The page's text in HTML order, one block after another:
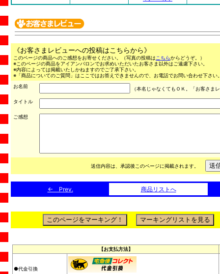
《お客さまレビューへの投稿はこちらから》
このページの商品へのご感想をお寄せください。（写真の投稿は こちらからどうぞ。）
※このページの商品をアイアンバロンでお求めいただいたお客さま以外はご遠慮下さい。
※内容によっては掲載いたしかねますのでご了承下さい。
※「商品についてのご質問」はここではお答えできませんので、お電話でお問い合わせ下さ
お名前
（本名じゃなくてもＯＫ。「お客さま
タイトル
ご感想
送信内容は、承認後このページに掲載されます。
← Prev. 商品リストへ
【お支払方法】
●代金引換